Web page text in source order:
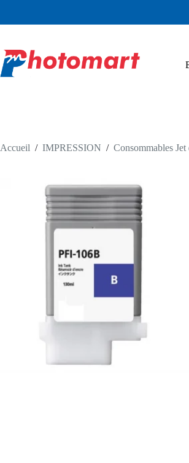
contenu
Accueil / IMPRESSION / Consommables Jet